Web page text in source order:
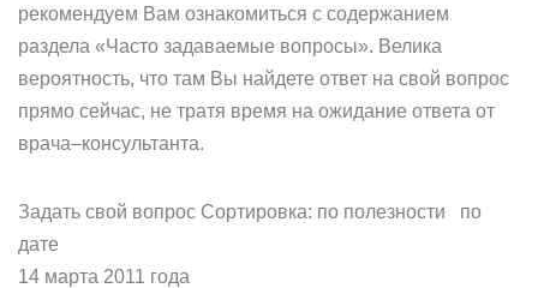
рекомендуем Вам ознакомиться с содержанием
раздела «Часто задаваемые вопросы». Велика
вероятность, что там Вы найдете ответ на свой вопрос
прямо сейчас, не тратя время на ожидание ответа от
врача–консультанта.
Задать свой вопрос Сортировка: по полезности по
дате
14 марта 2011 года